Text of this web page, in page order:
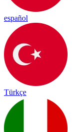
español
Türkçe